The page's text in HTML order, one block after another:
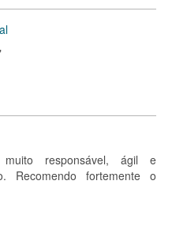
responsável, ágil e
Recomendo fortemente o